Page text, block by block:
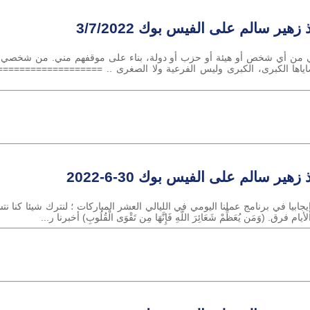
زهير سالم على الفيس بوك 3/7/2022
من أي شخص أو هيئة أو حزب أو دولة، بناء على موقفهم مني. من شخصي
الكبرى، الكبرى وليس الفرعية ولا الصغرى ..
سالم على الفيس بوك 30-6-2022
في برنامج عملنا اليومي في الليالي العشر المباركات ؛ لنترك شيئا كنا
فرق. (وَمَن يُعَظِّمْ شَعَائِرَ اللَّهِ فَإِنَّهَا مِن تَقْوَى الْقُلُوبِ) أخبرنا ر...